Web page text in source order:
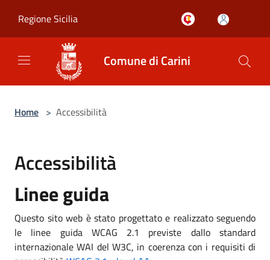
Regione Sicilia
Comune di Carini
Home > Accessibilità
Accessibilità
Linee guida
Questo sito web è stato progettato e realizzato seguendo
le linee guida WCAG 2.1 previste dallo standard
internazionale WAI del W3C, in coerenza con i requisiti di